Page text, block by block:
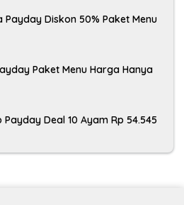
Payday Diskon 50% Paket Menu
Paket Menu Harga Hanya
Deal 10 Ayam Rp 54.545